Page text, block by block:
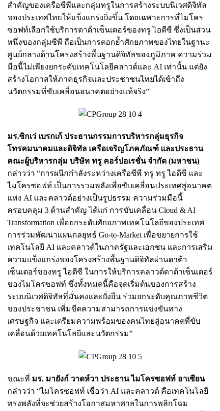
สำคัญของเครือซีพีและกลุ่มทรูในการสร้างระบบนิเวศดิจิทัล
ของประเทศไทยให้แข็งแกร่งยิ่งขึ้น โดยเฉพาะการที่ไมโคร
ซอฟท์เลือกใช้บริการดาต้าเซ็นเตอร์ของทรู ไอดีซี ซึ่งเป็นส่วน
หนึ่งของกลุ่มซีพี ถือเป็นการตอกย้ำศักยภาพของไทยในฐานะ
ศูนย์กลางด้านโครงสร้างพื้นฐานดิจิทัลของภูมิภาค ความร่วม
มือนี้ไม่เพียงยกระดับเทคโนโลยีคลาวด์และ AI เท่านั้น แต่ยัง
สร้างโอกาสให้ภาคธุรกิจและประชาชนไทยได้เข้าถึง
นวัตกรรมที่ขับเคลื่อนอนาคตอย่างแท้จริง”
มร.ซิกเว่ เบรกเก้ ประธานกรรมการบริหารกลุ่มธุรกิจ
โทรคมนาคมและดิจิทัล เครือเจริญโภคภัณฑ์ และประธาน
คณะผู้บริหารกลุ่ม บริษัท ทรู คอร์ปอเรชั่น จำกัด (มหาชน)
กล่าวว่า “การผนึกกำลังระหว่างเครือซีพี ทรู ทรู ไอดีซี และ
ไมโครซอฟท์ เป็นการรวมพลังเพื่อขับเคลื่อนประเทศสู่อนาคต
แห่ง AI และคลาวด์อย่างเป็นรูปธรรม ความร่วมมือนี้
ครอบคลุม 3 ด้านสำคัญ ได้แก่ การขับเคลื่อน Cloud & AI
Transformation เพื่อยกระดับศักยภาพเทคโนโลยีของประเทศ
การร่วมพัฒนาแผนกลยุทธ์ Go-to-Market เพื่อขยายการใช้
เทคโนโลยี AI และคลาวด์ในภาครัฐและเอกชน และการเสริม
ความแข็งแกร่งของโครงสร้างพื้นฐานดิจิทัลผ่านดาต้า
เซ็นเตอร์ของทรู ไอดีซี ในการให้บริการคลาวด์ดาต้าเซ็นเตอร์
ของไมโครซอฟท์ ซึ่งทั้งหมดนี้คือจุดเริ่มต้นของการสร้าง
ระบบนิเวศดิจิทัลที่มั่นคงและยั่งยืน ร่วมยกระดับคุณภาพชีวิต
ของประชาชน เพิ่มขีดความสามารถการแข่งขันทาง
เศรษฐกิจ และเตรียมความพร้อมของคนไทยสู่อนาคตที่ขับ
เคลื่อนด้วยเทคโนโลยีและนวัตกรรม”
ขณะที่ มร. มายังก์ วาดห์วา ประธาน ไมโครซอฟท์ อาเซียน
กล่าวว่า “ไมโครซอฟท์ เชื่อว่า AI และคลาวด์ คือเทคโนโลยี
ทรงพลังที่จะช่วยสร้างโอกาสมหาศาลในการพลิกโฉม